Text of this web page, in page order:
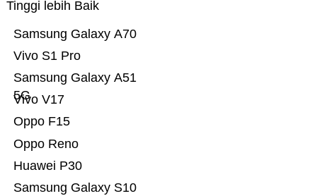
Tinggi lebih Baik
Samsung Galaxy S10
Huawei P30
Oppo Reno
Oppo F15
Vivo V17
Samsung Galaxy A51
5G
Vivo S1 Pro
Samsung Galaxy A70